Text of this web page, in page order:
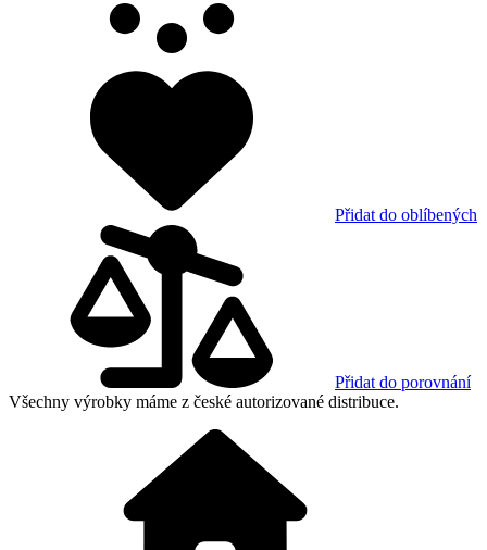
Přidat do oblíbených
Přidat do porovnání
Všechny výrobky máme z české autorizované distribuce.